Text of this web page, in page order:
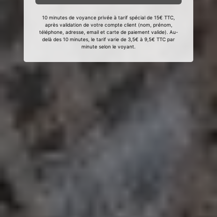
10 minutes de voyance privée à tarif spécial de 15€ TTC,
après validation de votre compte client (nom, prénom,
téléphone, adresse, email et carte de paiement valide). Au-
delà des 10 minutes, le tarif varie de 3,5€ à 9,5€ TTC par
minute selon le voyant.